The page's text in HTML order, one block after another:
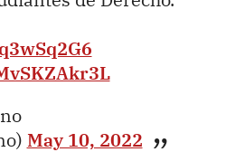
May 10, 2022